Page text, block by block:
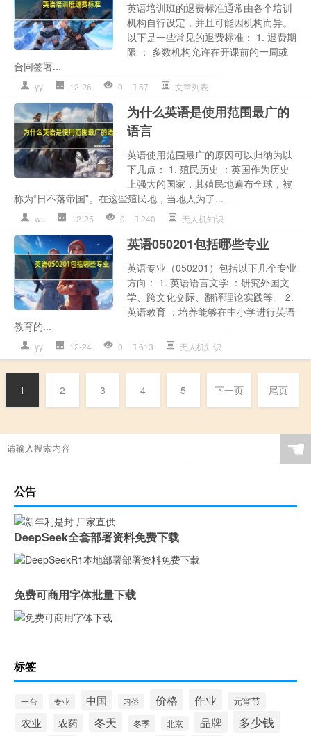
英语培训班的退费标准通常由各个培训
机构自行设定，并且可能因机构而异。
以下是一些常见的退费标准： 1. 退费期
限 ： 多数机构允许在开课前的一周或
合同签署...
yy 12-26 0 57 文章列表
为什么英语是使用范围最广的
语言
英语使用范围最广的原因可以归纳为以
下几点： 1. 殖民历史 ：英国作为历史
上强大的国家，其殖民地遍布全球，被
称为“日不落帝国”。在这些殖民地，当地人为了...
ws 12-25 0 240 无人机知识
英语050201包括哪些专业
英语专业（050201）包括以下几个专业
方向： 1. 英语语言文学 ：研究外国文
学、跨文化交际、翻译理论实践等。 2.
英语教育 ：培养能够在中小学进行英语
教育的...
yy 12-24 0 613 无人机知识
1 2 3 4 5 下一页 尾页
☚
公告
DeepSeek全套部署资料免费下载
免费可商用字体批量下载
标签
一台 专业 中国 习俗 价格 作业 元宵节
农业 农药 冬天 冬季 北京 品牌 多少钱